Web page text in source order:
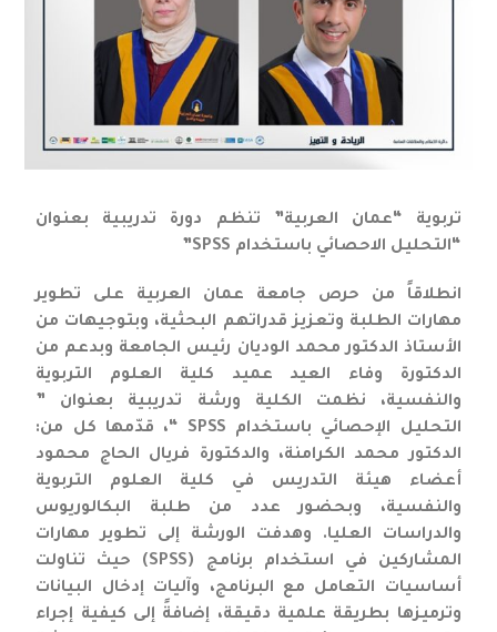
تربوية “عمان العربية” تنظم دورة تدريبية بعنوان
“التحليل الاحصائي باستخدام SPSS”
انطلاقاً من حرص جامعة عمان العربية على تطوير
مهارات الطلبة وتعزيز قدراتهم البحثية، وبتوجيهات من
الأستاذ الدكتور محمد الوديان رئيس الجامعة وبدعم من
الدكتورة وفاء العيد عميد كلية العلوم التربوية
والنفسية، نظمت الكلية ورشة تدريبية بعنوان ”
التحليل الإحصائي باستخدام SPSS “، قدّمها كل من:
الدكتور محمد الكرامنة، والدكتورة فريال الحاج محمود
أعضاء هيئة التدريس في كلية العلوم التربوية
والنفسية، وبحضور عدد من طلبة البكالوريوس
والدراسات العليا. وهدفت الورشة إلى تطوير مهارات
المشاركين في استخدام برنامج (SPSS) حيث تناولت
أساسيات التعامل مع البرنامج، وآليات إدخال البيانات
وترميزها بطريقة علمية دقيقة، إضافةً إلى كيفية إجراء